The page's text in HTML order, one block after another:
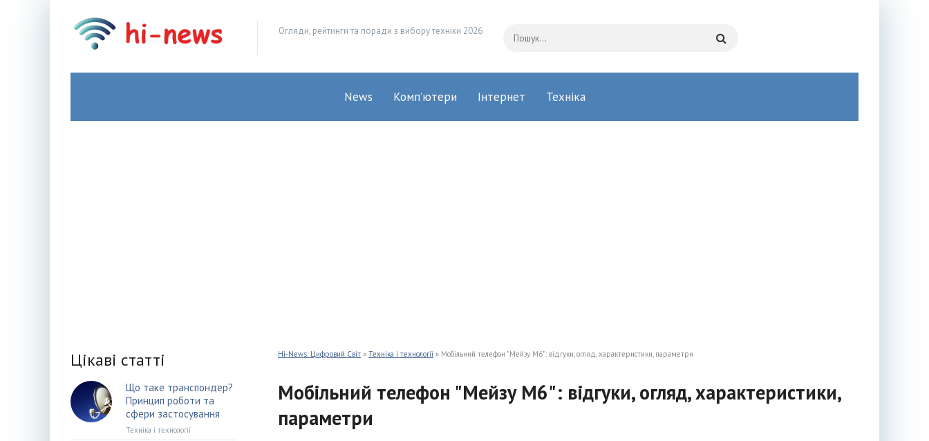
Огляди, рейтинги та поради з вибору техніки 2026
News Комп’ютери Інтернет Техніка
Hi-News: Цифровий Світ » Техніка і технології » Мобільний телефон "Мейзу М6": відгуки, огляд, характеристики, параметри
Мобільний телефон "Мейзу М6": відгуки, огляд, характеристики,
параметри
Цікаві статті
Що таке транспондер?
Принцип роботи та
сфери застосування
Техніка і технології